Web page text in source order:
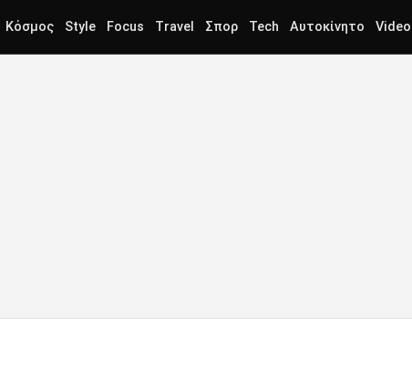
Κόσμος Style Focus Travel Σπορ Tech Αυτοκίνητο Video